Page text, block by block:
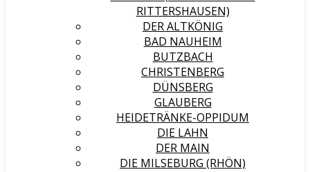
RITTERSHAUSEN)
DER ALTKÖNIG
BAD NAUHEIM
BUTZBACH
CHRISTENBERG
DÜNSBERG
GLAUBERG
HEIDETRÄNKE-OPPIDUM
DIE LAHN
DER MAIN
DIE MILSEBURG (RHÖN)